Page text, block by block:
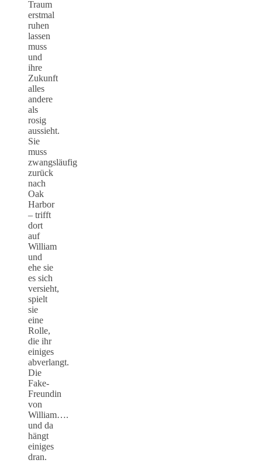
Traum
erstmal
ruhen
lassen
muss
und
ihre
Zukunft
alles
andere
als
rosig
aussieht.
Sie
muss
zwangsläufig
zurück
nach
Oak
Harbor
– trifft
dort
auf
William
und
ehe sie
es sich
versieht,
spielt
sie
eine
Rolle,
die ihr
einiges
abverlangt.
Die
Fake-
Freundin
von
William….
und da
hängt
einiges
dran.